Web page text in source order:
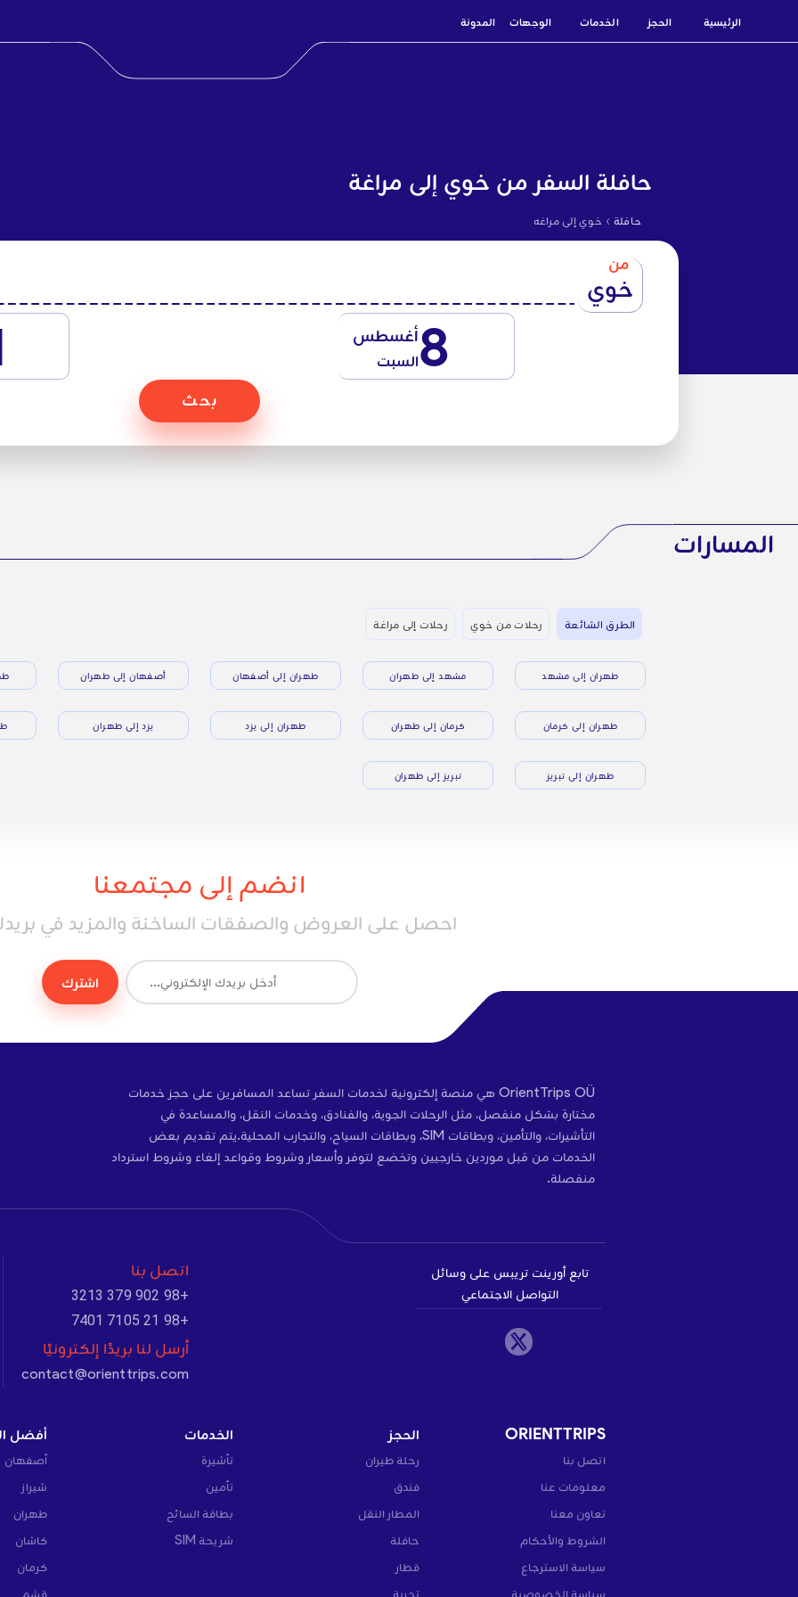
الرئيسية الحجز الخدمات الوجهات المدونة
حافلة السفر من خوي إلى مراغة
حافلة › خوي إلى مراغه
من
خوي
8أغسطس
السبت
بحث
المسارات
الطرق الشائعة رحلات من خوي رحلات إلى مراغة
طهران إلى مشهد مشهد إلى طهران طهران إلى أصفهان أصفهان إلى طهران
طهران إلى كرمان كرمان إلى طهران طهران إلى يزد يزد إلى طهران
طهران إلى تبريز تبريز إلى طهران
انضم إلى مجتمعنا
احصل على العروض والصفقات الساخنة والمزيد في بريدك
اشترك
OrientTrips OÜ هي منصة إلكترونية لخدمات السفر تساعد المسافرين على حجز خدمات
مختارة بشكل منفصل، مثل الرحلات الجوية، والفنادق، وخدمات النقل، والمساعدة في
التأشيرات، والتأمين، وبطاقات SIM، وبطاقات السياح، والتجارب المحلية.يتم تقديم بعض
الخدمات من قبل موردين خارجيين وتخضع لتوفر وأسعار وشروط وقواعد إلغاء وشروط استرداد
منفصلة.
تابع أورينت تريبس على وسائل
التواصل الاجتماعي
اتصل بنا
+98 902 379 3213
+98 21 7105 7401
أرسل لنا بريدًا إلكترونيًا
contact@orienttrips.com
ORIENTTRIPS
اتصل بنا
معلومات عنا
تعاون معنا
الشروط والأحكام
سياسة الاسترجاع
سياسة الخصوصية
الحجز
رحلة طيران
فندق
المطار النقل
حافلة
قطار
تجربة
الخدمات
تأشيرة
تأمين
بطاقة السائح
شريحة SIM
أفضل
أصفهان
شيراز
طهران
كاشان
كرمان
قشم